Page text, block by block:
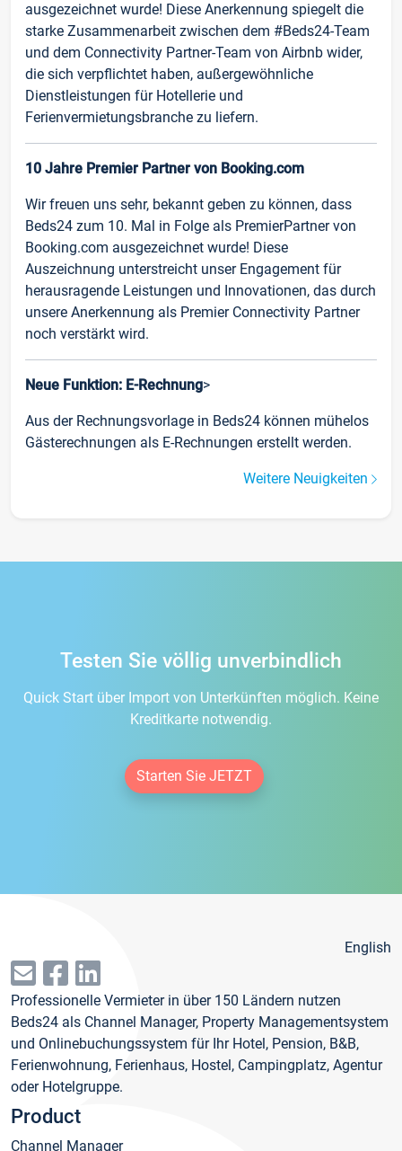
ausgezeichnet wurde! Diese Anerkennung spiegelt die
starke Zusammenarbeit zwischen dem #Beds24-Team
und dem Connectivity Partner-Team von Airbnb wider,
die sich verpflichtet haben, außergewöhnliche
Dienstleistungen für Hotellerie und
Ferienvermietungsbranche zu liefern.
10 Jahre Premier Partner von Booking.com
Wir freuen uns sehr, bekannt geben zu können, dass
Beds24 zum 10. Mal in Folge als PremierPartner von
Booking.com ausgezeichnet wurde! Diese
Auszeichnung unterstreicht unser Engagement für
herausragende Leistungen und Innovationen, das durch
unsere Anerkennung als Premier Connectivity Partner
noch verstärkt wird.
Neue Funktion: E-Rechnung>
Aus der Rechnungsvorlage in Beds24 können mühelos
Gästerechnungen als E-Rechnungen erstellt werden.
Weitere Neuigkeiten
Testen Sie völlig unverbindlich
Quick Start über Import von Unterkünften möglich. Keine
Kreditkarte notwendig.
Starten Sie JETZT
English
Professionelle Vermieter in über 150 Ländern nutzen
Beds24 als Channel Manager, Property Managementsystem
und Onlinebuchungssystem für Ihr Hotel, Pension, B&B,
Ferienwohnung, Ferienhaus, Hostel, Campingplatz, Agentur
oder Hotelgruppe.
Product
Channel Manager